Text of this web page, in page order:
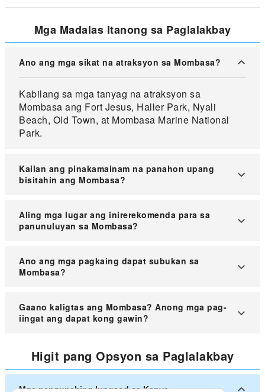
Mga Madalas Itanong sa Paglalakbay
Ano ang mga sikat na atraksyon sa Mombasa?
Kabilang sa mga tanyag na atraksyon sa
Mombasa ang Fort Jesus, Haller Park, Nyali
Beach, Old Town, at Mombasa Marine National
Park.
Kailan ang pinakamainam na panahon upang
bisitahin ang Mombasa?
Ang pinakamainam na panahon upang bisitahin
ang Mombasa ay tuwing tuyong buwan mula
Aling mga lugar ang inirerekomenda para sa
panunuluyan sa Mombasa?
Inirerekomendang lugar para sa panunuluyan ang
Nyali, Diani Beach, Bamburi, at sentro ng lungsod
Ano ang mga pagkaing dapat subukan sa
Mombasa?
Dapat subukan sa Mombasa ang biryani, pilau,
samaki wa kupaka (isda sa gata), at mahamri na
Gaano kaligtas ang Mombasa? Anong mga pag-
iingat ang dapat kong gawin?
Karaniwang ligtas ang Mombasa para sa mga
turista, ngunit iwasan ang liblib na lugar sa gabi,
ingatan ang mga gamit, at gumamit ng
mapagkakatiwalaang transportasyon.
Higit pang Opsyon sa Paglalakbay
Mga pangunahing lungsod sa Kenya